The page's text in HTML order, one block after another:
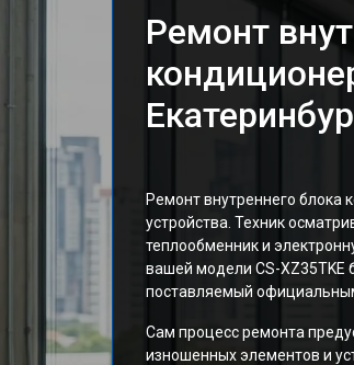
Ремонт
Ремонт внутреннего блока
устройства. Техник
теплообменник и
вашей модели CS-XZ35TKE
поставляемый
Сам процесс ремонта
изношенных элементов и